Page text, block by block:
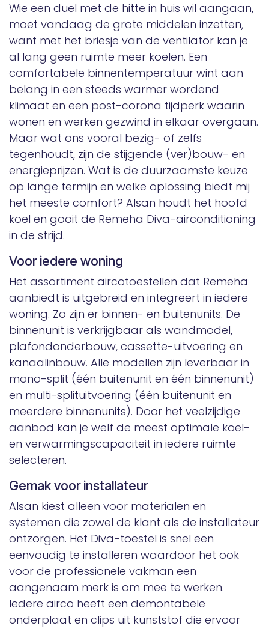
Wie een duel met de hitte in huis wil aangaan,
moet vandaag de grote middelen inzetten,
want met het briesje van de ventilator kan je
al lang geen ruimte meer koelen. Een
comfortabele binnentemperatuur wint aan
belang in een steeds warmer wordend
klimaat en een post-corona tijdperk waarin
wonen en werken gezwind in elkaar overgaan.
Maar wat ons vooral bezig- of zelfs
tegenhoudt, zijn de stijgende (ver)bouw- en
energieprijzen. Wat is de duurzaamste keuze
op lange termijn en welke oplossing biedt mij
het meeste comfort? Alsan houdt het hoofd
koel en gooit de Remeha Diva-airconditioning
in de strijd.
Voor iedere woning
Het assortiment aircotoestellen dat Remeha
aanbiedt is uitgebreid en integreert in iedere
woning. Zo zijn er binnen- en buitenunits. De
binnenunit is verkrijgbaar als wandmodel,
plafondonderbouw, cassette-uitvoering en
kanaalinbouw. Alle modellen zijn leverbaar in
mono-split (één buitenunit en één binnenunit)
en multi-splituitvoering (één buitenunit en
meerdere binnenunits). Door het veelzijdige
aanbod kan je welf de meest optimale koel-
en verwarmingscapaciteit in iedere ruimte
selecteren.
Gemak voor installateur
Alsan kiest alleen voor materialen en
systemen die zowel de klant als de installateur
ontzorgen. Het Diva-toestel is snel een
eenvoudig te installeren waardoor het ook
voor de professionele vakman een
aangenaam merk is om mee te werken.
Iedere airco heeft een demontabele
onderplaat en clips uit kunststof die ervoor